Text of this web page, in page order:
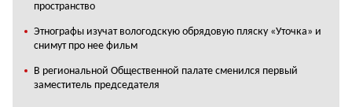
пространство
Этнографы изучат вологодскую обрядовую пляску «Уточка» и
снимут про нее фильм
В региональной Общественной палате сменился первый
заместитель председателя